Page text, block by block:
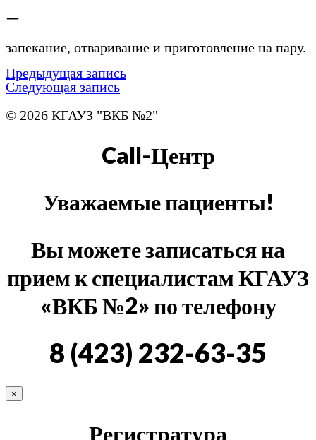
ー
запекание, отваривание и приготовление на пару.
Предыдущая запись
Следующая запись
© 2026 КГАУЗ "ВКБ №2"
Call-Центр
Уважаемые пациенты!
Вы можете записаться на
прием к специалистам КГАУЗ
«ВКБ №2» по телефону
8 (423) 232-63-35
×
Регистратура